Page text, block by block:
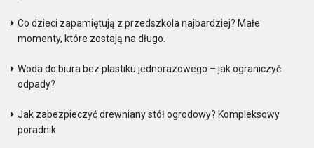
Co dzieci zapamiętują z przedszkola najbardziej? Małe
momenty, które zostają na długo.
Woda do biura bez plastiku jednorazowego – jak ograniczyć
odpady?
Jak zabezpieczyć drewniany stół ogrodowy? Kompleksowy
poradnik